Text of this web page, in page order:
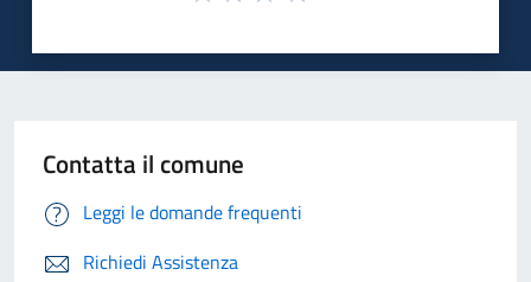
Contatta il comune
Leggi le domande frequenti
Richiedi Assistenza